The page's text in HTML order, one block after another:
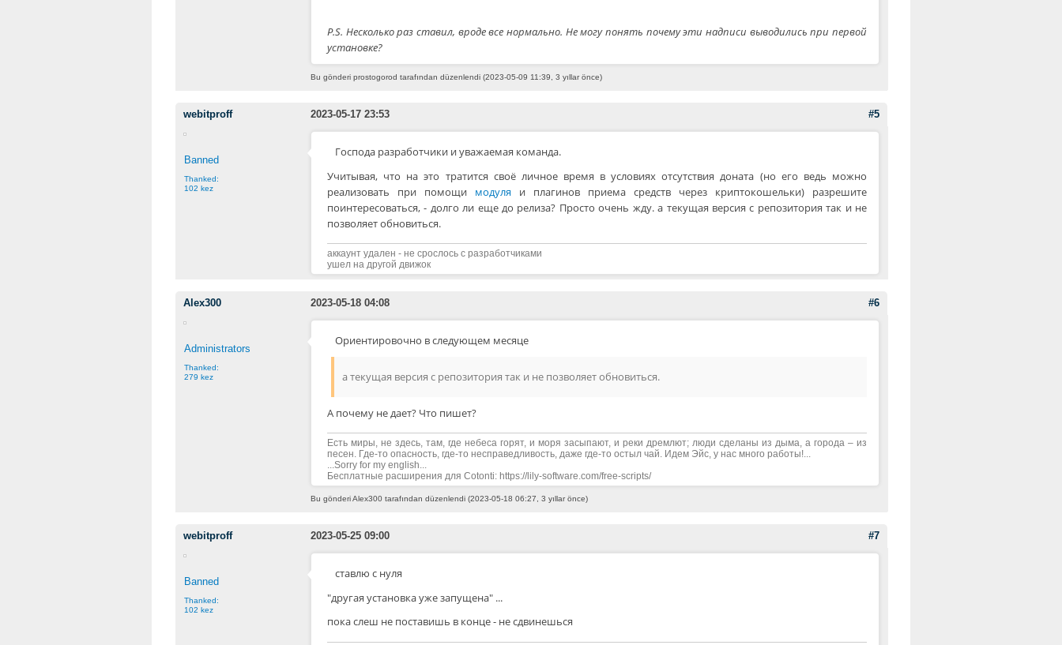
P.S. Несколько раз ставил, вроде все нормально. Не могу понять почему эти надписи выводились при первой
установке?
Bu gönderi prostogorod tarafından düzenlendi (2023-05-09 11:39, 3 yıllar önce)
webitproff #5
2023-05-17 23:53
Banned
Thanked:
102 kez
Господа разработчики и уважаемая команда.
Учитывая, что на это тратится своё личное время в условиях отсутствия доната (но его ведь можно
реализовать при помощи модуля и плагинов приема средств через криптокошельки) разрешите
поинтересоваться, - долго ли еще до релиза? Просто очень жду. а текущая версия с репозитория так и не
позволяет обновиться.
аккаунт удален - не срослось с разработчиками
ушел на другой движок
Alex300 #6
2023-05-18 04:08
Administrators
Thanked:
279 kez
Ориентировочно в следующем месяце
а текущая версия с репозитория так и не позволяет обновиться.
А почему не дает? Что пишет?
Есть миры, не здесь, там, где небеса горят, и моря засыпают, и реки дремлют; люди сделаны из дыма, а города – из
песен. Где-то опасность, где-то несправедливость, даже где-то остыл чай. Идем Эйс, у нас много работы!...
...Sorry for my english...
Бесплатные расширения для Cotonti: https://lily-software.com/free-scripts/
Bu gönderi Alex300 tarafından düzenlendi (2023-05-18 06:27, 3 yıllar önce)
webitproff #7
2023-05-25 09:00
Banned
Thanked:
102 kez
ставлю с нуля
"другая установка уже запущена" ...
пока слеш не поставишь в конце - не сдвинешься